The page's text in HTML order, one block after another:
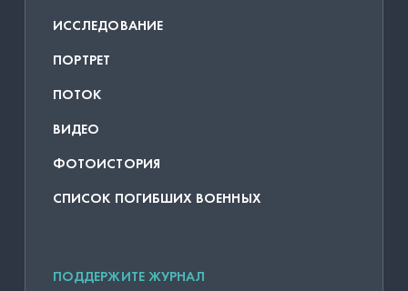
ИССЛЕДОВАНИЕ
ПОРТРЕТ
ПОТОК
ВИДЕО
ФОТОИСТОРИЯ
СПИСОК ПОГИБШИХ ВОЕННЫХ
ПОДДЕРЖИТЕ ЖУРНАЛ